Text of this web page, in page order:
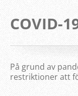
COVID-
På grund av
restriktioner att